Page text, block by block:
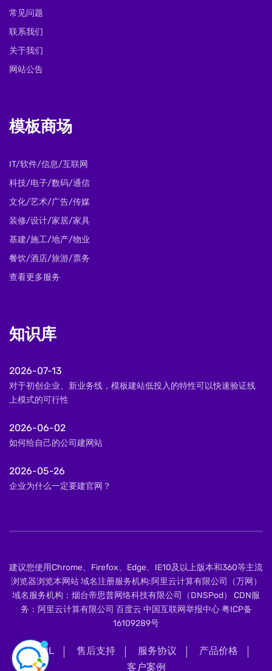
常见问题
联系我们
关于我们
网站公告
模板商场
IT/软件/信息/互联网
科技/电子/数码/通信
文化/艺术/广告/传媒
装修/设计/家居/家具
基建/施工/地产/物业
餐饮/酒店/旅游/票务
查看更多服务
知识库
2026-07-13
对于初创企业、新业务线，模板建站低投入的特性可以快速验证线
上模式的可行性
2026-06-02
如何给自己的公司建网站
2026-05-26
企业为什么一定要建官网？
建议您使用Chrome、Firefox、Edge、IE10及以上版本和360等主流
浏览器浏览本网站 域名注册服务机构:阿里云计算有限公司（万网）
域名服务机构：烟台帝思普网络科技有限公司（DNSPod） CDN服
务：阿里云计算有限公司 百度云 中国互联网举报中心粤ICP备
16109289号
XML 售后支持 服务协议
产品价格
客户案例